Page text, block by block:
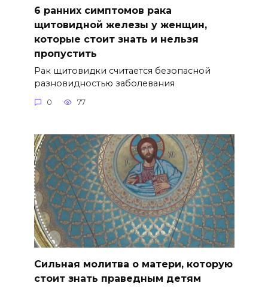
6 ранних симптомов рака
щитовидной железы у женщин,
которые стоит знать и нельзя
пропустить
Рак щитовидки считается безопасной
разновидностью заболевания
0 77
Сильная молитва о матери, которую
стоит знать праведным детям